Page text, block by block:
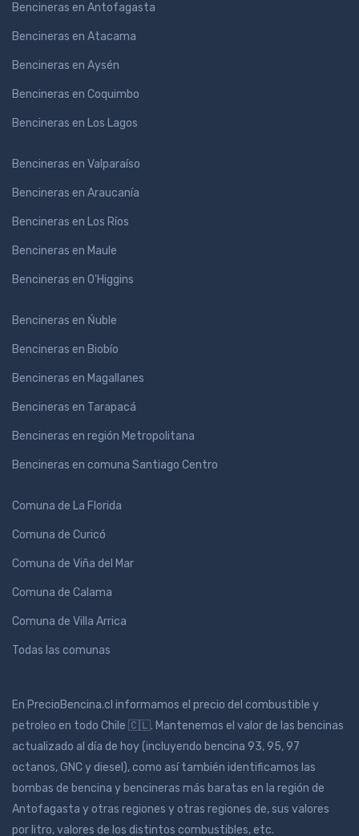
Bencineras en Antofagasta
Bencineras en Atacama
Bencineras en Aysén
Bencineras en Coquimbo
Bencineras en Los Lagos
Bencineras en Valparaíso
Bencineras en Araucanía
Bencineras en Los Ríos
Bencineras en Maule
Bencineras en O'Higgins
Bencineras en Ńuble
Bencineras en Biobío
Bencineras en Magallanes
Bencineras en Tarapacá
Bencineras en región Metropolitana
Bencineras en comuna Santiago Centro
Comuna de La Florida
Comuna de Curicó
Comuna de Viña del Mar
Comuna de Calama
Comuna de Villa Arrica
Todas las comunas
En PrecioBencina.cl informamos el precio del combustible y
petroleo en todo Chile 🇨🇱. Mantenemos el valor de las bencinas
actualizado al día de hoy (incluyendo bencina 93, 95, 97
octanos, GNC y diesel), como así también identificamos las
bombas de bencina y bencineras más baratas en la región de
Antofagasta y otras regiones y otras regiones de, sus valores
por litro, valores de los distintos combustibles, etc.